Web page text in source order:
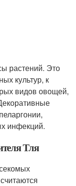
растений. Это
культур, к
видов овощей,
инфекций.
Тля